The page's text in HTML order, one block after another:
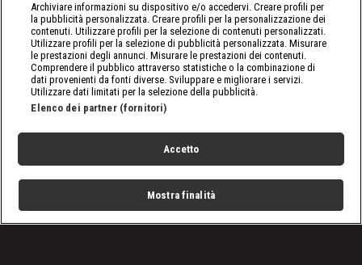
Archiviare informazioni su dispositivo e/o accedervi. Creare profili per
la pubblicità personalizzata. Creare profili per la personalizzazione dei
contenuti. Utilizzare profili per la selezione di contenuti personalizzati.
Utilizzare profili per la selezione di pubblicità personalizzata. Misurare
le prestazioni degli annunci. Misurare le prestazioni dei contenuti.
Comprendere il pubblico attraverso statistiche o la combinazione di
dati provenienti da fonti diverse. Sviluppare e migliorare i servizi.
Utilizzare dati limitati per la selezione della pubblicità.
Elenco dei partner (fornitori)
Accetto
Mostra finalità